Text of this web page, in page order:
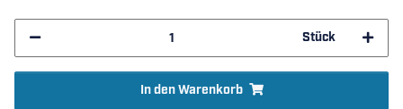
Stück
In den Warenkorb